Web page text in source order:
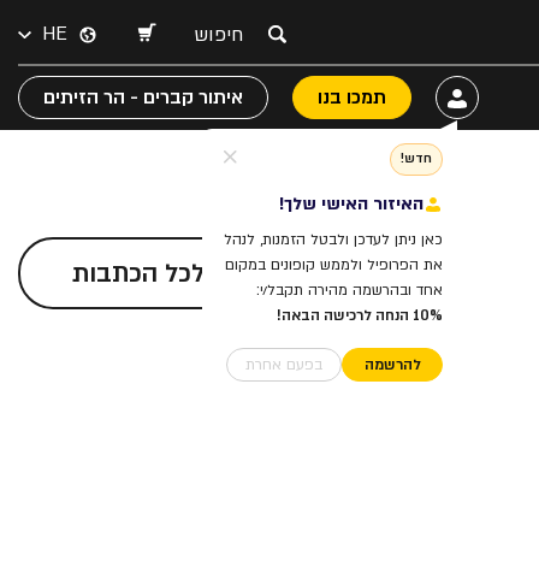
HE
חדש!
האיזור האישי שלך!
כאן ניתן לעדכן ולבטל הזמנות, לנהל
את הפרופיל ולממש קופונים במקום
אחד ובהרשמה מהירה תקבל/י:
10% הנחה לרכישה הבאה!
להרשמה בפעם אחרת
תמכו בנו איתור קברים - הר הזיתים
לכל הכתבות